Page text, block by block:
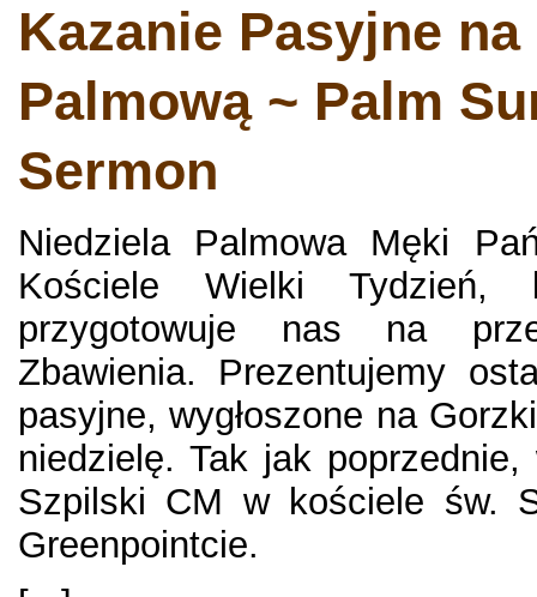
Kazanie Pasyjne
Palmową ~ Palm
Sermon
Niedziela Palmowa Męki
Kościele Wielki Tydzień,
przygotowuje nas na
Zbawienia. Prezentujemy
pasyjne, wygłoszone na
niedzielę. Tak jak poprzednie,
Szpilski CM w kościele św.
Greenpointcie.